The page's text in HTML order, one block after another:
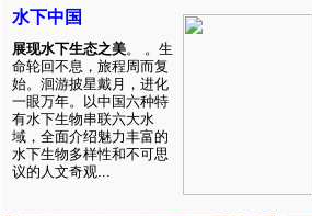
水下中国
展现水下生态之美。 。生
命轮回不息，旅程周而复
始。洄游披星戴月，进化
一眼万年。以中国六种特
有水下生物串联六大水
域，全面介绍魅力丰富的
水下生物多样性和不可思
议的人文奇观...